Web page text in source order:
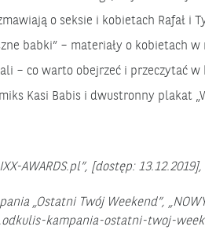
o seksie i kobietach Rafał i
babki” – materiały o kobietach w
– co warto obejrzeć i przeczytać
Kasi Babis i dwustronny plakat
AWARDS.pl”, [dostęp:
„Ostatni Twój Weekend”,
kampania-ostatni-twoj-